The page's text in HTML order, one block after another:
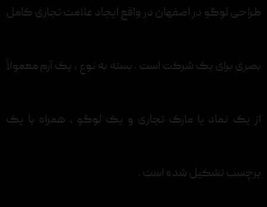
طراحی لوگو در اصفهان در واقع ایجاد علامت تجاری کامل
بصری برای یک شرکت است . بسته به نوع ، یک آرم معمولاً
از یک نماد یا مارک تجاری و یک لوگو ، همراه با یک
برچسب تشکیل شده است .